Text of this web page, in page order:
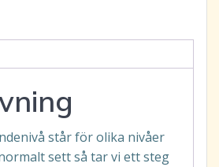
står för olika nivåer
sett så tar vi ett steg